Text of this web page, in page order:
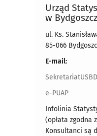
Urząd
w
ul. Ks.
85-066
E-mail:
e-PUAP
Infolinia
(opłata zgodna
Konsultanci są